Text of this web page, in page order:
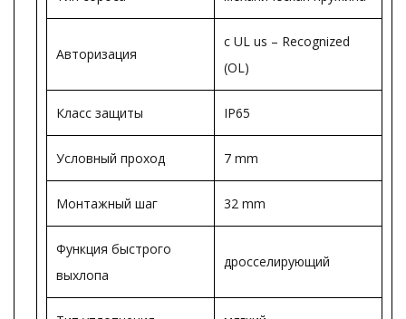
Авторизация
c UL us – Recognized
(OL)
Класс защиты IP65
Условный проход 7 mm
Монтажный шаг 32 mm
Функция быстрого
выхлопа
дросселирующий